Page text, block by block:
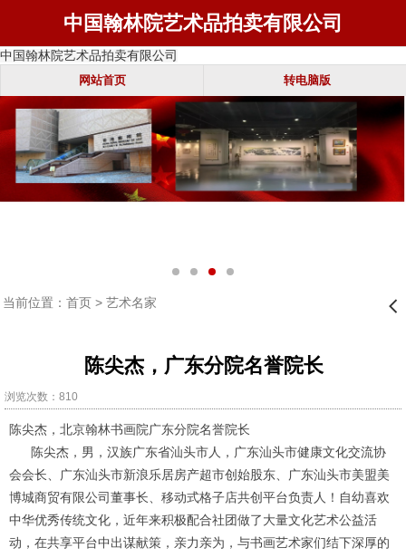
中国翰林院艺术品拍卖有限公司
中国翰林院艺术品拍卖有限公司
网站首页 转电脑版
当前位置： 首页> 艺术名家 󰊒
陈尖杰，广东分院名誉院长
浏览次数：810
陈尖杰，北京翰林书画院广东分院名誉院长
陈尖杰，男，汉族广东省汕头市人，广东汕头市健康文化交流协
会会长、广东汕头市新浪乐居房产超市创始股东、广东汕头市美盟美
博城商贸有限公司董事长、移动式格子店共创平台负责人！自幼喜欢
中华优秀传统文化，近年来积极配合社团做了大量文化艺术公益活
动，在共享平台中出谋献策，亲力亲为，与书画艺术家们结下深厚的